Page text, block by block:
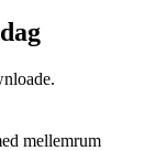
mellemrum